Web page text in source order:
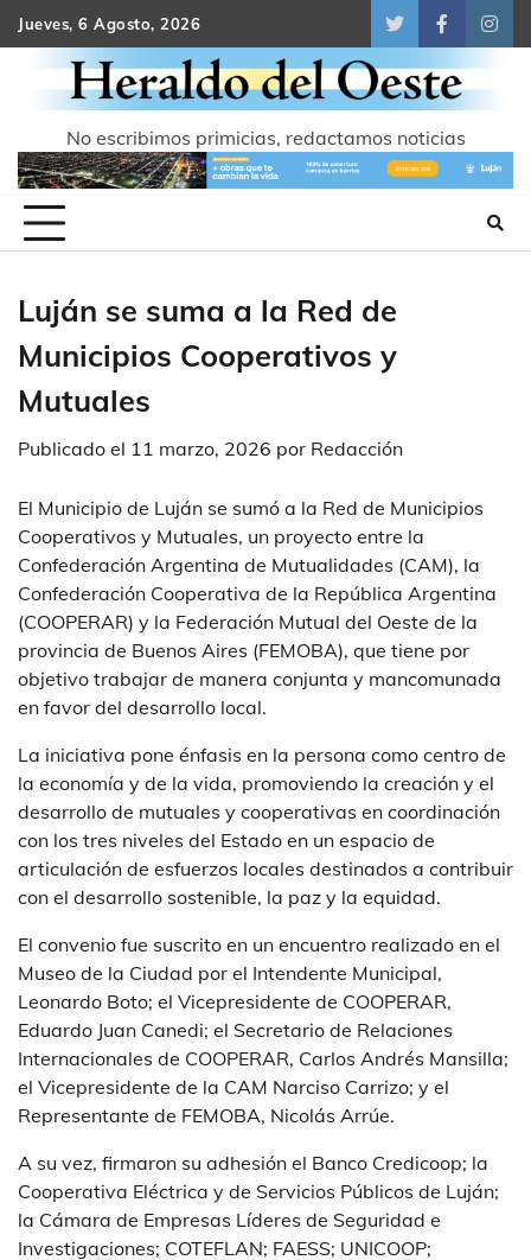
Skip
to
content
Jueves, 6 Agosto, 2026
TwitterFacebook
No escribimos primicias, redactamos noticias
Luján se suma a la Red de
Municipios Cooperativos y
Mutuales
Publicado el 11 marzo, 2026 por Redacción
El Municipio de Luján se sumó a la Red de Municipios
Cooperativos y Mutuales, un proyecto entre la
Confederación Argentina de Mutualidades (CAM), la
Confederación Cooperativa de la República Argentina
(COOPERAR) y la Federación Mutual del Oeste de la
provincia de Buenos Aires (FEMOBA), que tiene por
objetivo trabajar de manera conjunta y mancomunada
en favor del desarrollo local.
La iniciativa pone énfasis en la persona como centro de
la economía y de la vida, promoviendo la creación y el
desarrollo de mutuales y cooperativas en coordinación
con los tres niveles del Estado en un espacio de
articulación de esfuerzos locales destinados a contribuir
con el desarrollo sostenible, la paz y la equidad.
El convenio fue suscrito en un encuentro realizado en el
Museo de la Ciudad por el Intendente Municipal,
Leonardo Boto; el Vicepresidente de COOPERAR,
Eduardo Juan Canedi; el Secretario de Relaciones
Internacionales de COOPERAR, Carlos Andrés Mansilla;
el Vicepresidente de la CAM Narciso Carrizo; y el
Representante de FEMOBA, Nicolás Arrúe.
A su vez, firmaron su adhesión el Banco Credicoop; la
Cooperativa Eléctrica y de Servicios Públicos de Luján;
la Cámara de Empresas Líderes de Seguridad e
Investigaciones; COTEFLAN; FAESS; UNICOOP;